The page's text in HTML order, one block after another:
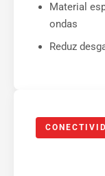
Material
ondas
Reduz